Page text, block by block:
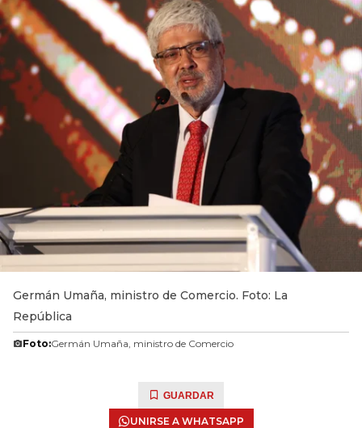
Germán Umaña, ministro de Comercio. Foto: La
República
Foto:Germán Umaña, ministro de Comercio
GUARDAR
UNIRSE A WHATSAPP